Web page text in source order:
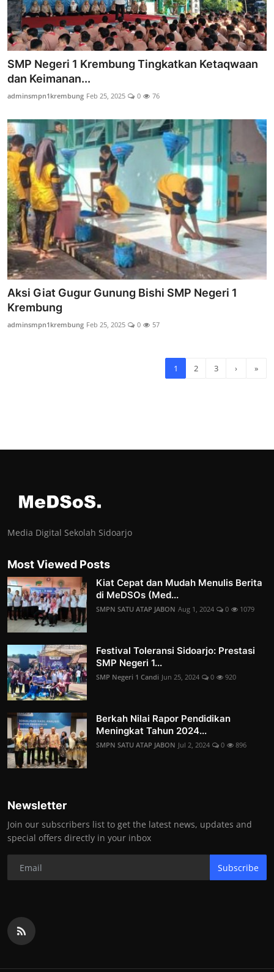
SMP Negeri 1 Krembung Tingkatkan Ketaqwaan
dan Keimanan...
adminsmpn1krembung Feb 25, 2025 0 76
Aksi Giat Gugur Gunung Bishi SMP Negeri 1
Krembung
adminsmpn1krembung Feb 25, 2025 0 57
1 2 3 › »
Media Digital Sekolah Sidoarjo
Most Viewed Posts
Kiat Cepat dan Mudah Menulis Berita
di MeDSOs (Med...
SMPN SATU ATAP JABON Aug 1, 2024 0 1079
Festival Toleransi Sidoarjo: Prestasi
SMP Negeri 1...
SMP Negeri 1 Candi Jun 25, 2024 0 920
Berkah Nilai Rapor Pendidikan
Meningkat Tahun 2024...
SMPN SATU ATAP JABON Jul 2, 2024 0 896
Newsletter
Join our subscribers list to get the latest news, updates and
special offers directly in your inbox
Subscribe